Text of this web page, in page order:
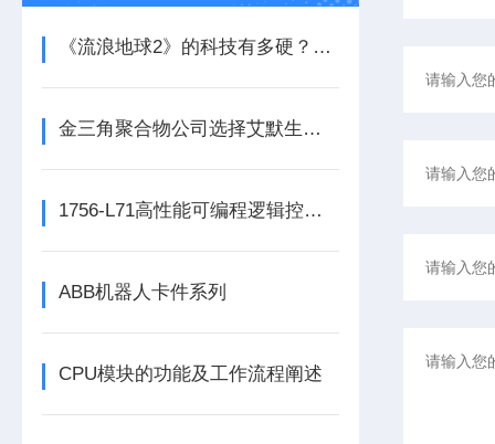
《流浪地球2》的科技有多硬？工业移动机器人首登大银幕
金三角聚合物公司选择艾默生为其新建工厂提供设备数字自动化技术以及软件
1756-L71高性能可编程逻辑控制器的常见维护保养方法分享
ABB机器人卡件系列
CPU模块的功能及工作流程阐述